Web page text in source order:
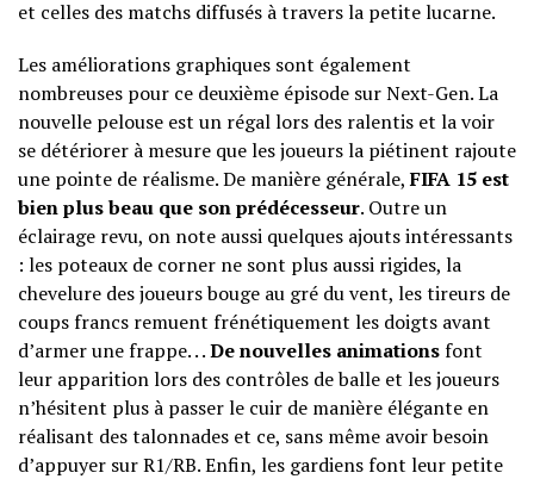
et celles des matchs diffusés à travers la petite lucarne.
Les améliorations graphiques sont également
nombreuses pour ce deuxième épisode sur Next-Gen. La
nouvelle pelouse est un régal lors des ralentis et la voir
se détériorer à mesure que les joueurs la piétinent rajoute
une pointe de réalisme. De manière générale,FIFA 15 est
bien plus beau que son prédécesseur. Outre un
éclairage revu, on note aussi quelques ajouts intéressants
: les poteaux de corner ne sont plus aussi rigides, la
chevelure des joueurs bouge au gré du vent, les tireurs de
coups francs remuent frénétiquement les doigts avant
d’armer une frappe. . .De nouvelles animationsfont
leur apparition lors des contrôles de balle et les joueurs
n’hésitent plus à passer le cuir de manière élégante en
réalisant des talonnades et ce, sans même avoir besoin
d’appuyer sur R1/RB. Enfin, les gardiens font leur petite